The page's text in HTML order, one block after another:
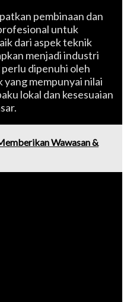
pembinaan dan
untuk
dari aspek teknik
menjadi industri
dipenuhi oleh
mempunyai nilai
lokal dan kesesuaian
Wawasan &